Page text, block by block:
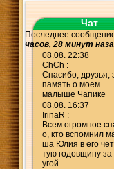
Чат
Последнее
часов, 28 минут
08.08. 22:38
ChCh :
Спасибо, друзья,
память о моем
малыше Чапике
08.08. 16:37
IrinaR :
Всем огромное
о, кто вспомнил
ша Юлия в его
тую годовщину за
угой